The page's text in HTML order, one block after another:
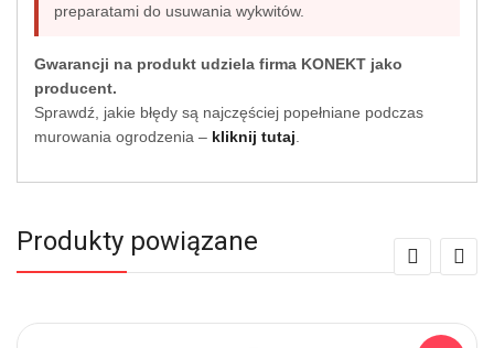
preparatami do usuwania wykwitów.
Gwarancji na produkt udziela firma KONEKT jako
producent.
Sprawdź, jakie błędy są najczęściej popełniane podczas
murowania ogrodzenia – kliknij tutaj
Produkty powiązane